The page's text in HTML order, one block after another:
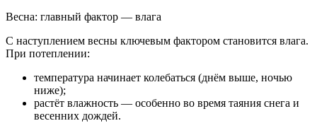
Весна: главный фактор — влага
С наступлением весны ключевым фактором становится влага.
При потеплении:
температура начинает колебаться (днём выше, ночью
ниже);
растёт влажность — особенно во время таяния снега и
весенних дождей.